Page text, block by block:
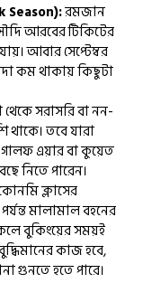
Season):রমজান
আরবের টিকিটের
আবার সেপ্টেম্বর
কম থাকায় কিছুটা
থেকে সরাসরি বা নন-
থাকে। তবে যারা
গালফ এয়ার বা কুয়েত
নিতে পারেন।
ক্লাসের
মালামাল বহনের
বুকিংয়ের সময়ই
কাজ হবে,
গুনতে হতে পারে।